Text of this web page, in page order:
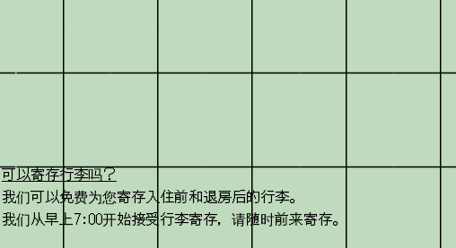
可以寄存行李吗？
我们可以免费为您寄存入住前和退房后的行李。
我们从早上7:00开始接受行李寄存，请随时前来寄存。